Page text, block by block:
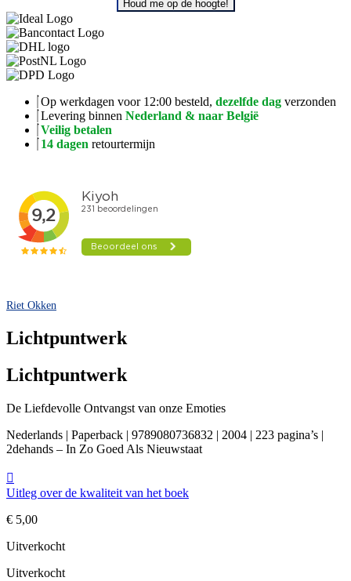
Houd me op de hoogte!
Op werkdagen voor 12:00 besteld, dezelfde dag verzonden
Levering binnen Nederland & naar België
Veilig betalen
14 dagen retourtermijn
Riet Okken
Lichtpuntwerk
Lichtpuntwerk
De Liefdevolle Ontvangst van onze Emoties
Nederlands | Paperback | 9789080736832 | 2004 | 223 pagina’s |
2dehands – In Zo Goed Als Nieuwstaat
Uitleg over de kwaliteit van het boek
€ 5,00
Uitverkocht
Uitverkocht